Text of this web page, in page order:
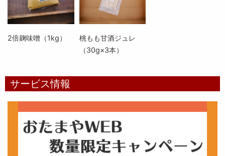
2倍麹味噌（1kg）
桃もも甘酒ジュレ
（30g×3本）
サービス情報